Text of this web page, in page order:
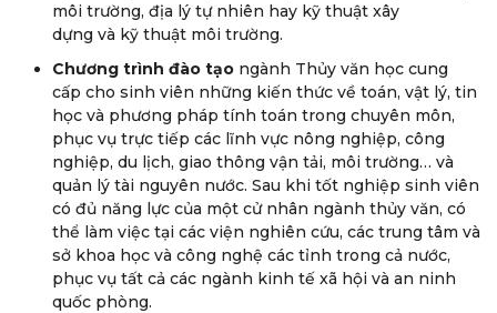
môi trường, địa lý tự nhiên hay kỹ thuật xây
dựng và kỹ thuật môi trường.
Chương trình đào tạo ngành Thủy văn học cung
cấp cho sinh viên những kiến thức về toán, vật lý, tin
học và phương pháp tính toán trong chuyên môn,
phục vụ trực tiếp các lĩnh vực nông nghiệp, công
nghiệp, du lịch, giao thông vận tải, môi trường… và
quản lý tài nguyên nước. Sau khi tốt nghiệp sinh viên
có đủ năng lực của một cử nhân ngành thủy văn, có
thể làm việc tại các viện nghiên cứu, các trung tâm và
sở khoa học và công nghệ các tỉnh trong cả nước,
phục vụ tất cả các ngành kinh tế xã hội và an ninh
quốc phòng.